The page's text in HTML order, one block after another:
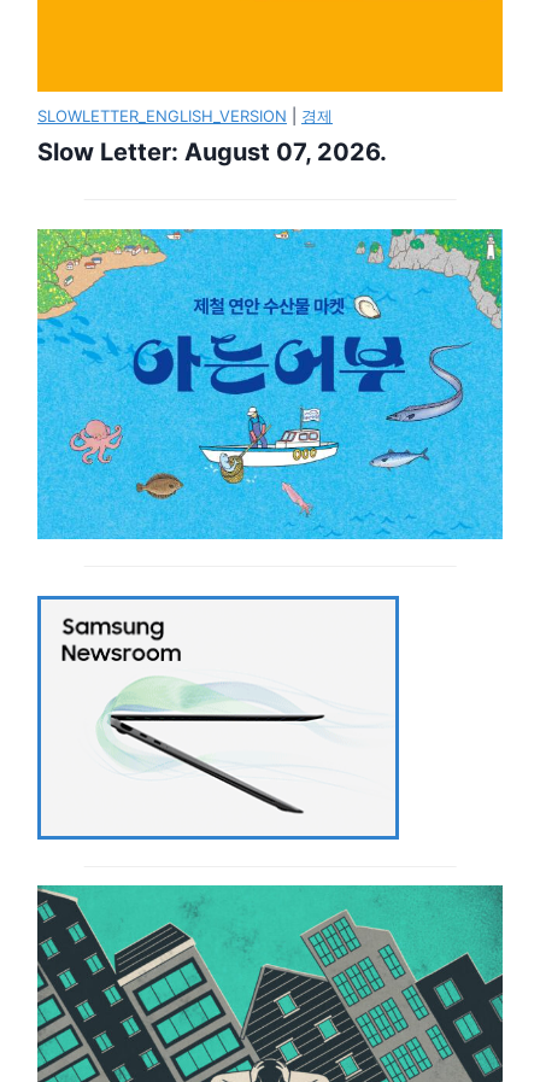
SLOWLETTER_ENGLISH_VERSION 경제
Slow Letter: August 07, 2026.